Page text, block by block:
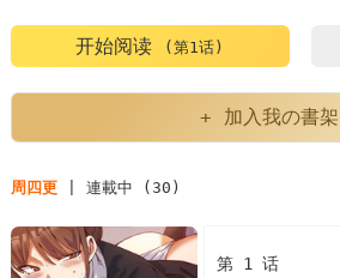
开始阅读 (第1话)
+ 加入我の書架
周四更| 連載中 (30)
第 1 话